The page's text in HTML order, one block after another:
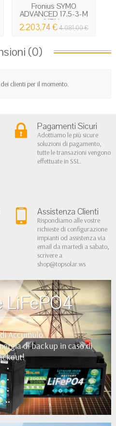
Fronius SYMO
ADVANCED 17.5-3-M
MPN...
2.203,74 €4.081,00 €
(0)
clienti per il momento.
Pagamenti Sicuri
Adottiamo le più sicure
soluzioni di pagamento,
tutte le transazioni vengono
effettuate in SSL.
Assistenza Clienti
Rispondiamo alle vostre
richieste di configurazione
impianti od assistenza via
email da martedì a sabato,
scrivere a
shop@topsolar.ws
Accumulo
di backup in caso di
•
•
•
••